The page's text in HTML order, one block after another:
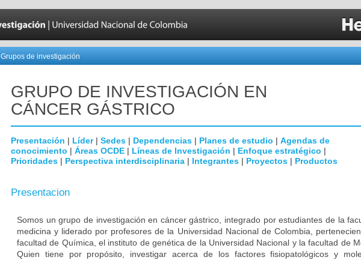
Grupos de investigación
GRUPO DE INVESTIGACIÓN EN
CÁNCER GÁSTRICO
Presentación | Líder| Sedes | Dependencias | Planes de estudio | Agendas de
conocimiento | Áreas OCDE | Líneas de Investigación | Enfoque estratégico |
Prioridades | Perspectiva interdisciplinaria | Integrantes | Proyectos | Productos
Presentacion
Somos un grupo de investigación en cáncer gástrico, integrado por estudiantes de la
medicina y liderado por profesores de la Universidad Nacional de Colombia,
facultad de Química, el instituto de genética de la Universidad Nacional y la facultad de
Quien tiene por propósito, investigar acerca de los factores fisiopatológicos y